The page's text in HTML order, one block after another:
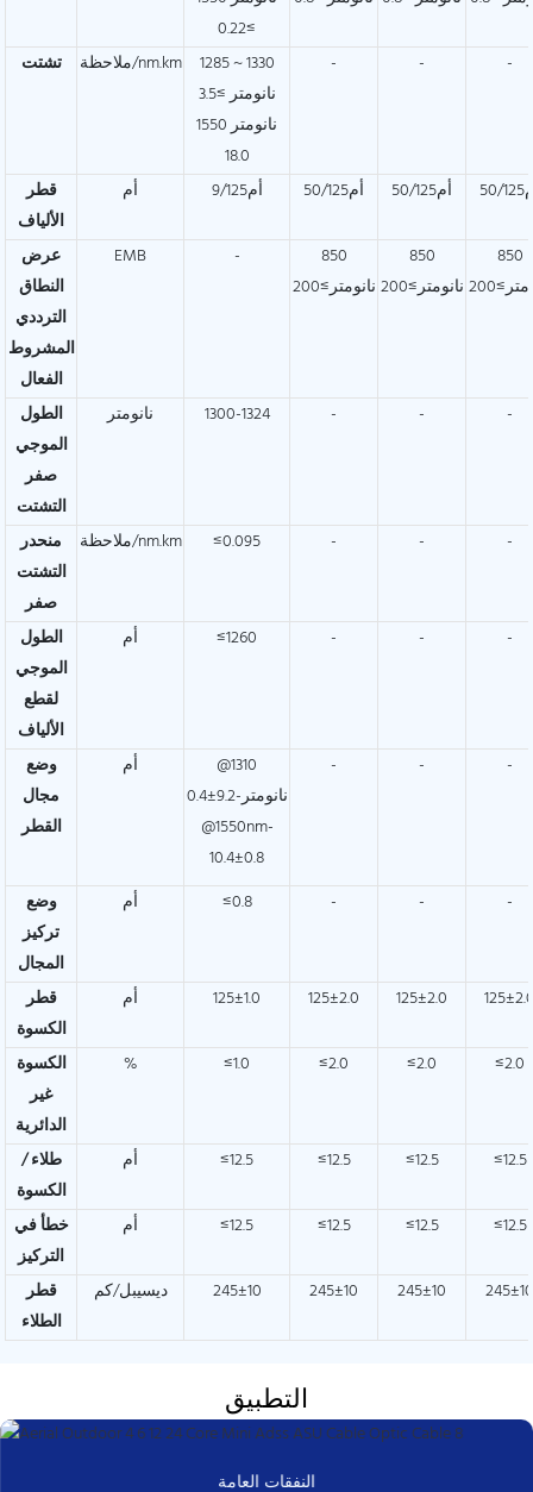
≥0.22
تشتت ملاحظة/nm.km
1285 ~ 1330
نانومتر ≥3.5
1550 نانومتر
18.0
- - -
قطر
الألياف
أم أم9/125 أم50/125 أم50/125
عرض
النطاق
الترددي
المشروط
الفعال
EMB -
850
نانومتر≥200
850
نانومتر≥200
850
الطول
الموجي
صفر
التشتت
نانومتر 1300-1324 - - -
منحدر
التشتت
صفر
ملاحظة/nm.km ≤0.095 - - -
الطول
الموجي
لقطع
الألياف
أم ≤1260 - - -
وضع
مجال
القطر
أم
@1310
نانومتر-9.2±0.4
@1550nm-
10.4±0.8
- - -
وضع
تركيز
المجال
أم ≤0.8 - - -
قطر
الكسوة
أم 125±1.0 125±2.0 125±2.0
الكسوة
غير
الدائرية
% ≤1.0 ≤2.0 ≤2.0 ≤2.0
طلاء /
الكسوة
أم ≤12.5 ≤12.5 ≤12.5 ≤12.5
خطأ في
التركيز
أم ≤12.5 ≤12.5 ≤12.5 ≤12.5
قطر
الطلاء
ديسيبل/كم 245±10 245±10 245±10
التطبيق
النفقات العامة